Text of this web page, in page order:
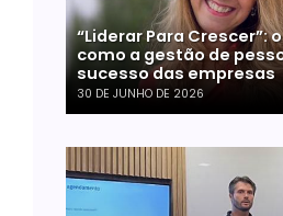
“Liderar Para Crescer”:
como a gestão de
sucesso das empresas
30 DE JUNHO DE 2026